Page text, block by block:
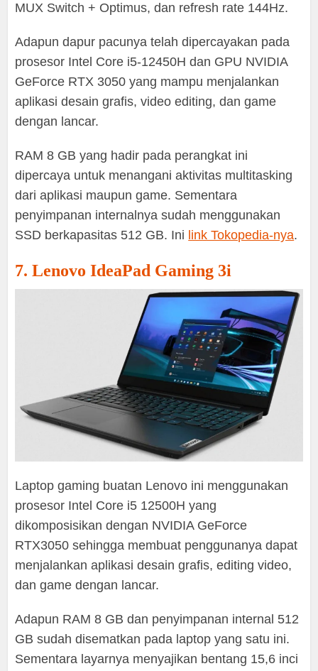
MUX Switch + Optimus, dan refresh rate 144Hz.
Adapun dapur pacunya telah dipercayakan pada
prosesor Intel Core i5-12450H dan GPU NVIDIA
GeForce RTX 3050 yang mampu menjalankan
aplikasi desain grafis, video editing, dan game
dengan lancar.
RAM 8 GB yang hadir pada perangkat ini
dipercaya untuk menangani aktivitas multitasking
dari aplikasi maupun game. Sementara
penyimpanan internalnya sudah menggunakan
SSD berkapasitas 512 GB. Ini link Tokopedia-nya.
7. Lenovo IdeaPad Gaming 3i
Laptop gaming buatan Lenovo ini menggunakan
prosesor Intel Core i5 12500H yang
dikomposisikan dengan NVIDIA GeForce
RTX3050 sehingga membuat penggunanya dapat
menjalankan aplikasi desain grafis, editing video,
dan game dengan lancar.
Adapun RAM 8 GB dan penyimpanan internal 512
GB sudah disematkan pada laptop yang satu ini.
Sementara layarnya menyajikan bentang 15,6 inci